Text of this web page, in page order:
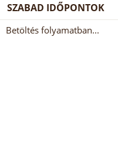
SZABAD IDŐPONTOK
Betöltés folyamatban...